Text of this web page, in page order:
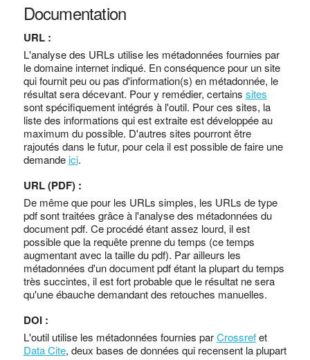
Documentation
URL :
L'analyse des URLs utilise les métadonnées fournies par
le domaine internet indiqué. En conséquence pour un site
qui fournit peu ou pas d'information(s) en métadonnée, le
résultat sera décevant. Pour y remédier, certains sites
sont spécifiquement intégrés à l'outil. Pour ces sites, la
liste des informations qui est extraite est développée au
maximum du possible. D'autres sites pourront être
rajoutés dans le futur, pour cela il est possible de faire une
demandeici.
URL (PDF) :
De même que pour les URLs simples, les URLs de type
pdf sont traitées grâce à l'analyse des métadonnées du
document pdf. Ce procédé étant assez lourd, il est
possible que la requête prenne du temps (ce temps
augmentant avec la taille du pdf). Par ailleurs les
métadonnées d'un document pdf étant la plupart du temps
très succintes, il est fort probable que le résultat ne sera
qu'une ébauche demandant des retouches manuelles.
DOI :
L'outil utilise les métadonnées fournies parCrossrefet
Data Cite, deux bases de données qui recensent la plupart